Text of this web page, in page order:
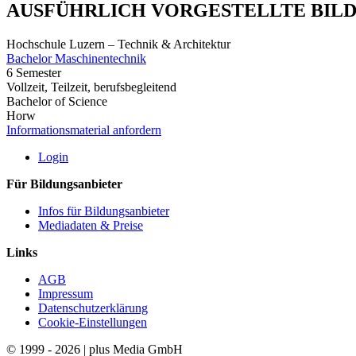
AUSFÜHRLICH VORGESTELLTE
Hochschule Luzern – Technik & Architektur
Bachelor Maschinentechnik
6 Semester
Vollzeit, Teilzeit, berufsbegleitend
Bachelor of Science
Horw
Informationsmaterial anfordern
Login
Für Bildungsanbieter
Infos für Bildungsanbieter
Mediadaten & Preise
Links
AGB
Impressum
Datenschutzerklärung
Cookie-Einstellungen
© 1999 - 2026 | plus Media GmbH